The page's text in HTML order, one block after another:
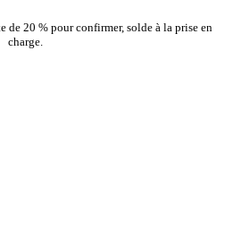
de 20 % pour confirmer, solde à la prise en
charge.